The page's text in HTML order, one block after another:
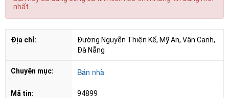
nhất.
Địa chỉ:
Đường Nguyễn Thiện Kế, Mỹ An, Vân Canh,
Đà Nẵng
Chuyên mục: Bán nhà
Mã tin: 94899